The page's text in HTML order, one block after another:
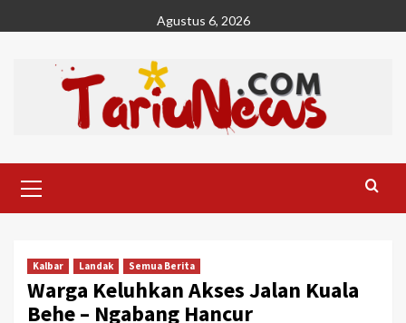
to
Agustus 6, 2026
Menu
Kalbar Landak Semua Berita
Warga Keluhkan Akses Jalan Kuala
Behe – Ngabang Hancur